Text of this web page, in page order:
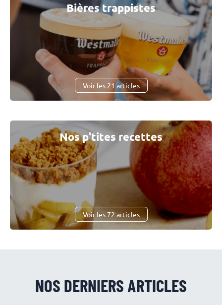
Bières trappistes
Voir les 21 articles
Nos p'tites recettes
Voir les 72 articles
NOS DERNIERS ARTICLES